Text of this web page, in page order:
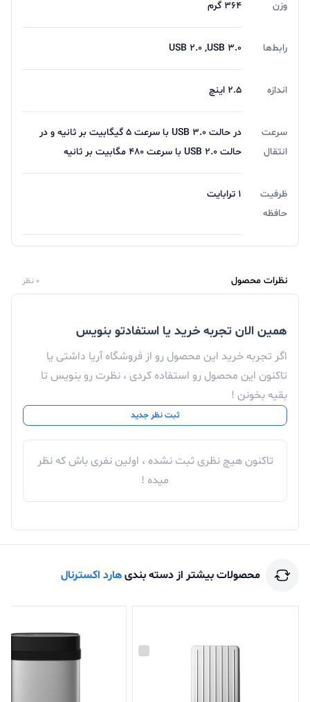
وزن 364 گرم
رابط‌ها USB 2.0 ,USB 3.0
اندازه 2.5 اینچ
سرعت
انتقال
در حالت USB 3.0 با سرعت 5 گیگابیت بر ثانیه و در
حالت USB 2.0 با سرعت 480 مگابیت بر ثانیه
ظرفیت
حافظه
1 ترابایت
نظرات محصول 0 نظر
همین الان تجربه خرید یا استفادتو بنویس
اگر تجربه خرید این محصول رو از فروشگاه آریا داشتی یا
تاکنون این محصول رو استفاده کردی ، نظرت رو بنویس تا
بقیه بخونن !
ثبت نظر جدید
تاکنون هیچ نظری ثبت نشده ، اولین نفری باش که نظر
میده !
محصولات بیشتر از دسته بندیهارد اکسترنال